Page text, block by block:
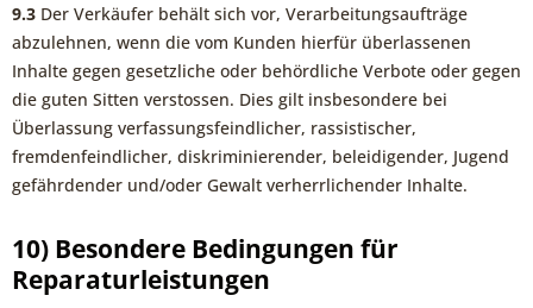
9.3 Der Verkäufer behält sich vor, Verarbeitungsaufträge
abzulehnen, wenn die vom Kunden hierfür überlassenen
Inhalte gegen gesetzliche oder behördliche Verbote oder gegen
die guten Sitten verstossen. Dies gilt insbesondere bei
Überlassung verfassungsfeindlicher, rassistischer,
fremdenfeindlicher, diskriminierender, beleidigender, Jugend
gefährdender und/oder Gewalt verherrlichender Inhalte.
10) Besondere Bedingungen für
Reparaturleistungen